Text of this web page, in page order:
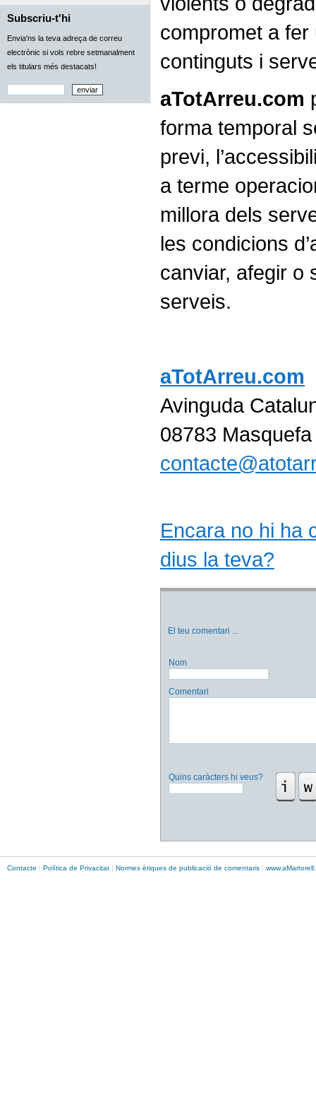
Subscriu-t'hi
Envia'ns la teva adreça de correu
electrònic si vols rebre setmanalment
els titulars més destacats!
compromet a
continguts i
aTotArreu.com
forma temporal
previ,
a terme
millora dels
les condicions
canviar, afegir o
serveis.
aTotArreu.com
Avinguda
08783
Encara no hi ha
dius la teva?
El teu comentari ...
Nom
Comentari
Quins caràcters hi veus?
Contacte | Política de Privacitat | Normes ètiques de publicació de comentaris | www.aMartorell